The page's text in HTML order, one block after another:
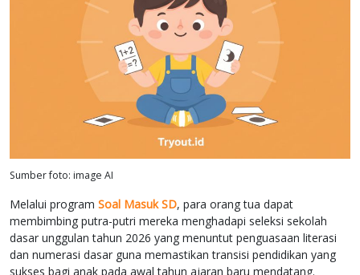
Sumber foto: image AI
Melalui program Soal Masuk SD, para orang tua dapat
membimbing putra-putri mereka menghadapi seleksi sekolah
dasar unggulan tahun 2026 yang menuntut penguasaan literasi
dan numerasi dasar guna memastikan transisi pendidikan yang
sukses bagi anak pada awal tahun ajaran baru mendatang.